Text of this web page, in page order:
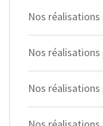
Nos
Nos
Nos